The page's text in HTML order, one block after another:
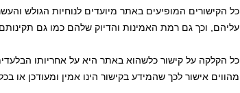
כל הקישורים המופיעים באתר מיועדים לנוחיות הגולש
עליהם, וכך גם רמת האמינות והדיוק שלהם כמו גם תקינותם
כל הקלקה על קישור כלשהוא באתר היא על אחריותו
מהווים אישור לכך שהמידע בקישור הינו אמין ומעודכן או